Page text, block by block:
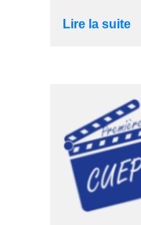
Lire la suite